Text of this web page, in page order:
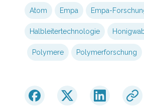
Atom Empa Empa-
Halbleitertechnologie
Polymere Polymerforschung